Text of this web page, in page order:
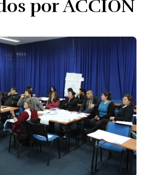
por ACCIÓN